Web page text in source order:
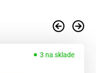
3 na sklade